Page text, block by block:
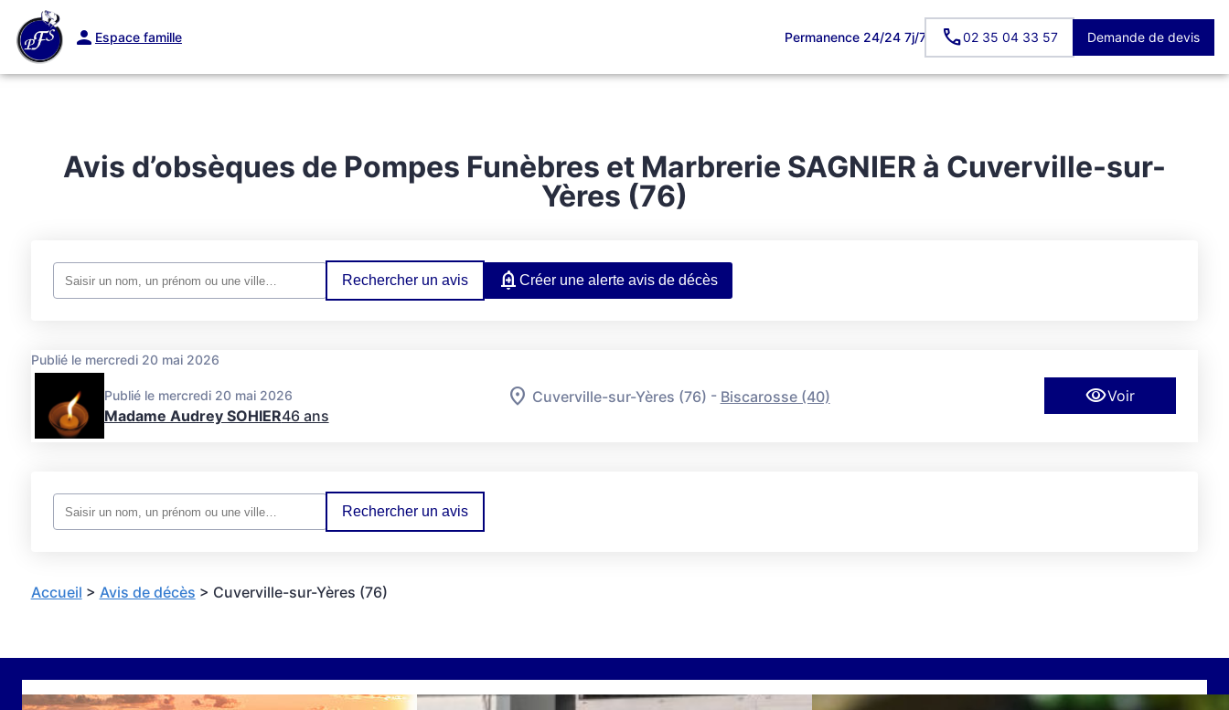
Espace famille Permanence 24/24 7j/7 02 35 04 33 57 Demande de devis
ORGANISER DES OBSÈQUES ESPACES HOMMAGESFACEBOOK
Avis d’obsèques de Pompes Funèbres et Marbrerie SAGNIER à Cuverville-sur-
Yères (76)
Rechercher un avis Créer une alerte avis de décès
Publié le mercredi 20 mai 2026
Publié le mercredi 20 mai 2026
Madame Audrey SOHIER46 ans
Cuverville-sur-Yères (76) - Biscarosse (40) Voir
Rechercher un avis
Accueil > Avis de décès > Cuverville-sur-Yères (76)